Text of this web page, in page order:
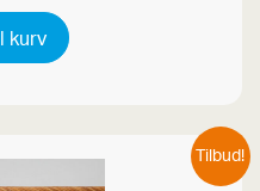
kurv
Tilbud!